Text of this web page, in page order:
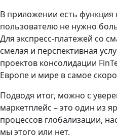
В приложении есть функция
пользователю не нужно
Для экспресс-платежей со
смелая и перспективная
проектов консолидации
Европе и мире в самое
Подводя итог, можно с
маркетплейс – это один из
процессов глобализации,
мы этого или нет.